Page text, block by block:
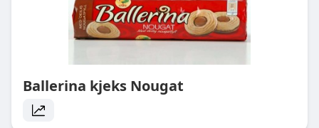
Ballerina kjeks Nougat